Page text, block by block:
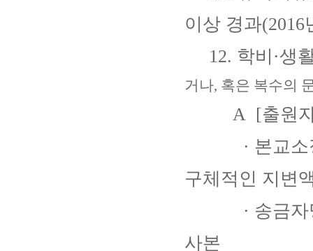
이상 경과
12. 학비·생
거나, 혹은 복수의
A [출원자
· 본교소정
구체적인 지변
· 송금자명
사본